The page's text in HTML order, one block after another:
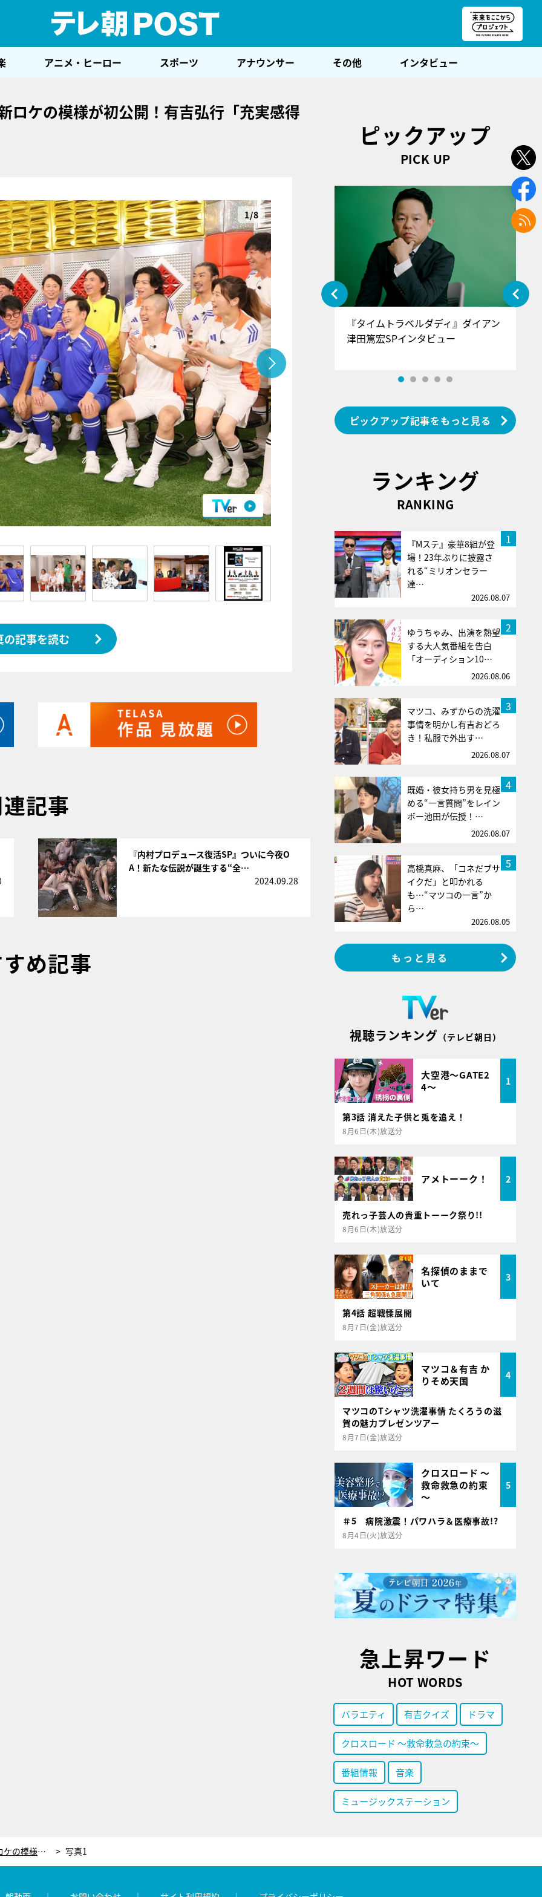
アニメ・ヒーロー スポーツ アナウンサー その他 インタビュー
ロケの模様が初公開！有吉弘行「充実感得
1/8
の記事を読む
記事
『内村プロデュース復活SP』ついに今夜O
A！新たな伝説が誕生する“全…
2024.09.28
め記事
ピックアップ
PICK UP
『アイ＝ラブ！げーみんぐ』＝LOV
E齋藤樹愛羅＆佐々木舞香SPインタ
ビュー
『タイムトラベルダディ』ダイアン
津田篤宏SPインタビュー
ピックアップ記事をもっと見る
ランキング
RANKING
1
『Mステ』豪華8組が登
場！23年ぶりに披露さ
れる“ミリオンセラー
達…
2026.08.07
2
ゆうちゃみ、出演を熱望
する大人気番組を告白
「オーディション10…
2026.08.06
3
マツコ、みずからの洗濯
事情を明かし有吉おどろ
き！私服で外出す…
2026.08.07
4
既婚・彼女持ち男を見極
める“一言質問”をレイン
ボー池田が伝授！…
2026.08.07
5
高橋真麻、「コネだブサ
イクだ」と叩かれる
も…“マツコの一言”か
ら…
2026.08.05
もっと見る
視聴ランキング （テレビ朝日）
大空港～GATE2
4～
1
第3話 消えた子供と兎を追え！
8月6日(木)放送分
アメトーーク！ 2
売れっ子芸人の貴重トーーク祭り!!
8月6日(木)放送分
名探偵のままで
いて
3
第4話 超戦慄展開
8月7日(金)放送分
マツコ＆有吉 か
りそめ天国
4
マツコのTシャツ洗濯事情 たくろうの滋
賀の魅力プレゼンツアー
8月7日(金)放送分
クロスロード ～
救命救急の約束
～
5
＃5 病院激震！パワハラ＆医療事故!?
8月4日(火)放送分
急上昇ワード
HOT WORDS
バラエティ 有吉クイズ ドラマ
クロスロード ～救命救急の約束～
番組情報 音楽
ミュージックステーション
『内村プロデュース復活SP』最新ロケの模様が初公開！有吉弘行「充実感得られましたね」 写真1